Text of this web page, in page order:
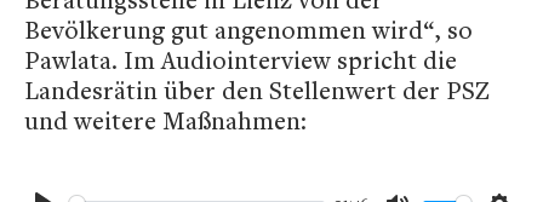
Bevölkerung gut angenommen wird“, so
Pawlata. Im Audiointerview spricht die
Landesrätin über den Stellenwert der PSZ
und weitere Maßnahmen: